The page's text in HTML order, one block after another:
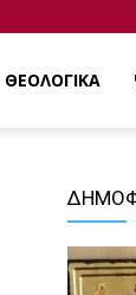
ΘΕΟΛΟΓΙΚΑ